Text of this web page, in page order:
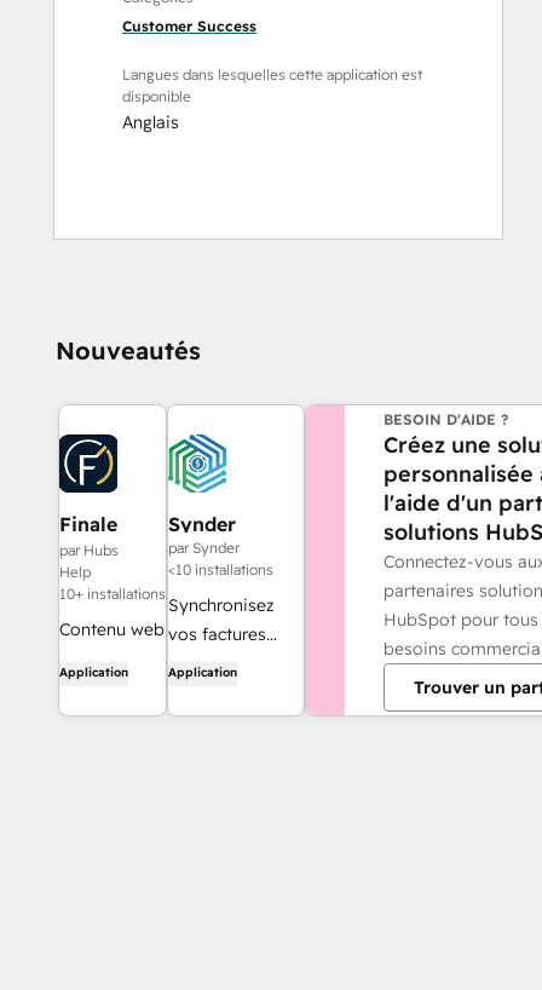
Customer Success
Langues dans lesquelles cette application est
disponible
Anglais
Nouveautés
Finale
Composer
par Hubs
Help
10+ installations
Contenu web
l'IA, conçu
pour
Application
Synder
par Synder
<10 installations
Synchronisez
vos factures
HubSpot avec
NetSuite ou
Application
BESOIN D'AIDE ?
Créez une
personnalisée
l'aide d'un
solutions
Connectez-vous
partenaires
HubSpot pour
besoins
Trouver un